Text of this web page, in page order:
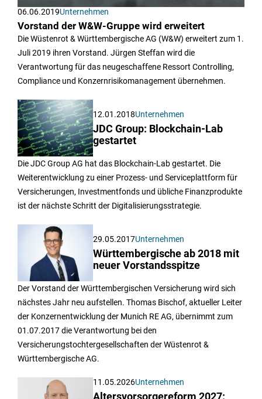
06.06.2019Unternehmen
Vorstand der W&W-Gruppe wird erweitert
Die Wüstenrot & Württembergische AG (W&W) erweitert zum 1.
Juli 2019 ihren Vorstand. Jürgen Steffan wird die
Verantwortung für das neugeschaffene Ressort Controlling,
Compliance und Konzernrisikomanagement übernehmen.
12.01.2018Unternehmen
JDC Group: Blockchain-Lab
gestartet
Die JDC Group AG hat das Blockchain-Lab gestartet. Die
Weiterentwicklung zu einer Prozess- und Serviceplattform für
Versicherungen, Investmentfonds und übliche Finanzprodukte
ist der nächste Schritt der Digitalisierungsstrategie.
29.05.2017Unternehmen
Württembergische ab 2018 mit
neuer Vorstandsspitze
Der Vorstand der Württembergischen Versicherung wird sich
nächstes Jahr neu aufstellen. Thomas Bischof, aktueller Leiter
der Konzernentwicklung der Munich RE AG, übernimmt zum
01.07.2017 die Verantwortung bei den
Versicherungstochtergesellschaften der Wüstenrot &
Württembergische AG.
11.05.2026Unternehmen
Altersvorsorgereform 2027: